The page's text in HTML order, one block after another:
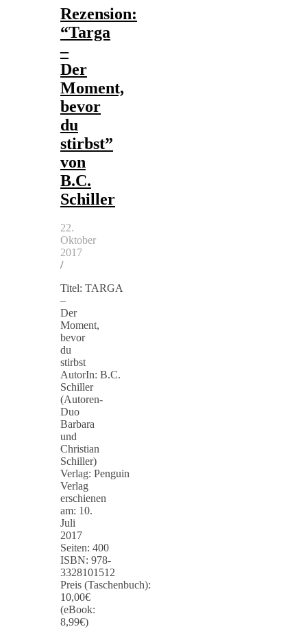
Rezension:
“Targa
–
Der
Moment,
bevor
du
stirbst”
von
B.C.
Schiller
22.
Oktober
2017
/
Titel: TARGA
–
Der
Moment,
bevor
du
stirbst
AutorIn: B.C.
Schiller
(Autoren-
Duo
Barbara
und
Christian
Schiller)
Verlag: Penguin
Verlag
erschienen
am: 10.
Juli
2017
Seiten: 400
ISBN: 978-
3328101512
Preis (Taschenbuch):
10,00€
(eBook:
8,99€)